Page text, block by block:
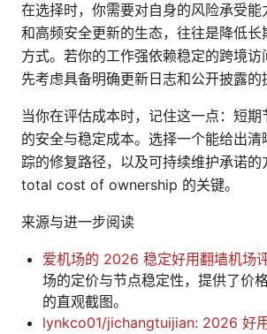
在选择时，你需要对自身的风险承受
和高频安全更新的生态，往往是降低
方式。若你的工作强依赖稳定的跨境
先考虑具备明确更新日志和公开披露的
当你在评估成本时，记住这一点：短期
的安全与稳定成本。选择一个能给出清
踪的修复路径，以及可持续维护承诺
total cost of ownership 的关键。
来源与进一步阅读
爱机场的 2026 稳定好用翻墙机场
场的定价与节点稳定性，提供了价
的直观截图。
lynkco01/jichangtuijian: 2026 好